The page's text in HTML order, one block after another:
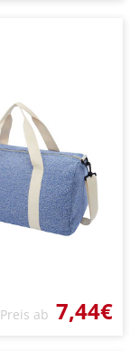
Preis ab 7,44€